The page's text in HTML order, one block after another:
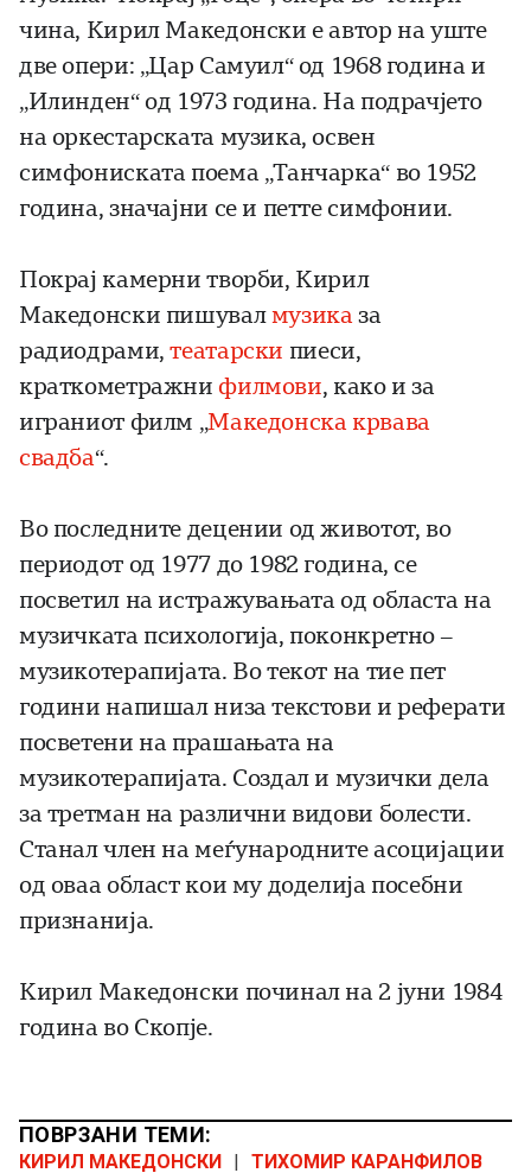
чина, Кирил Македонски е автор на уште
две опери: „Цар Самуил“ од 1968 година и
„Илинден“ од 1973 година. На подрачјето
на оркестарската музика, освен
симфониската поема „Танчарка“ во 1952
година, значајни се и петте симфонии.
Покрај камерни творби, Кирил
Македонски пишувалмузиказа
радиодрами,театарски пиеси,
краткометражнифилмови, како и за
играниот филм „Македонска крвава
свадба“.
Во последните децении од животот, во
периодот од 1977 до 1982 година, се
посветил на истражувањата од областа на
музичката психологија, поконкретно –
музикотерапијата. Во текот на тие пет
години напишал низа текстови и реферати
посветени на прашањата на
музикотерапијата. Создал и музички дела
за третман на различни видови болести.
Станал член на меѓународните асоцијации
од оваа област кои му доделија посебни
признанија.
Кирил Македонски починал на 2 јуни 1984
година во Скопје.
ПОВРЗАНИ ТЕМИ:
КИРИЛ МАКЕДОНСКИ | ТИХОМИР КАРАНФИЛОВ